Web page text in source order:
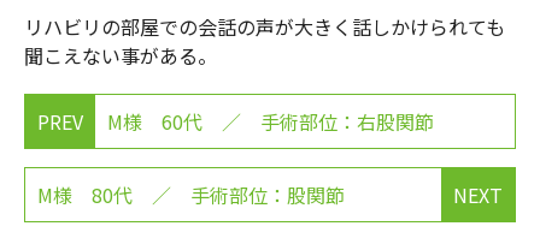
リハビリの部屋での会話の声が大きく話しかけられても
聞こえない事がある。
PREV M様 60代 ／ 手術部位：右股関節
NEXT
M様 80代 ／ 手術部位：股関節